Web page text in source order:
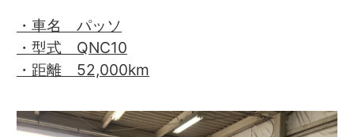
・車名 パッソ
・型式 QNC10
・距離 52,000km